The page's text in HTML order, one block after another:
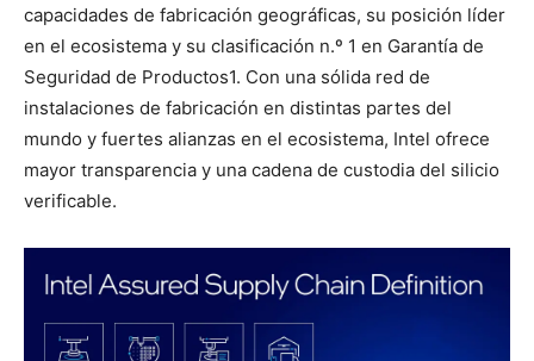
capacidades de fabricación geográficas, su posición líder
en el ecosistema y su clasificación n.º 1 en Garantía de
Seguridad de Productos1. Con una sólida red de
instalaciones de fabricación en distintas partes del
mundo y fuertes alianzas en el ecosistema, Intel ofrece
mayor transparencia y una cadena de custodia del silicio
verificable.